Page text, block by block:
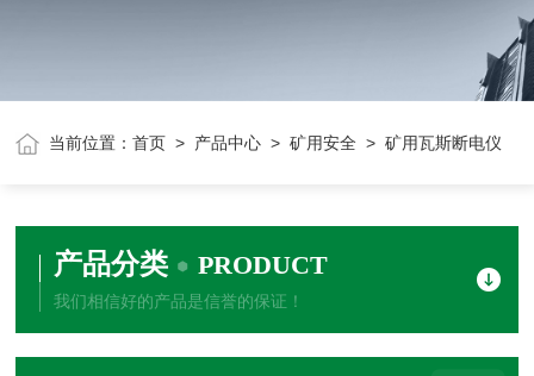
当前位置：首页 > 产品中心 >矿用安全 > 矿用瓦斯断电仪
产品分类 PRODUCT
我们相信好的产品是信誉的保证！